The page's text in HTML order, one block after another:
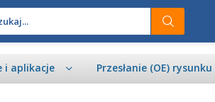
i aplikacje Przesłanie (OE)